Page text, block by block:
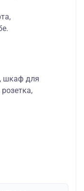
шкаф для